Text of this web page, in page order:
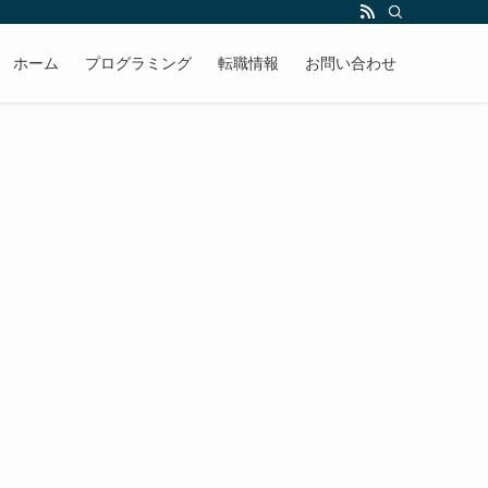
ホーム プログラミング 転職情報 お問い合わせ